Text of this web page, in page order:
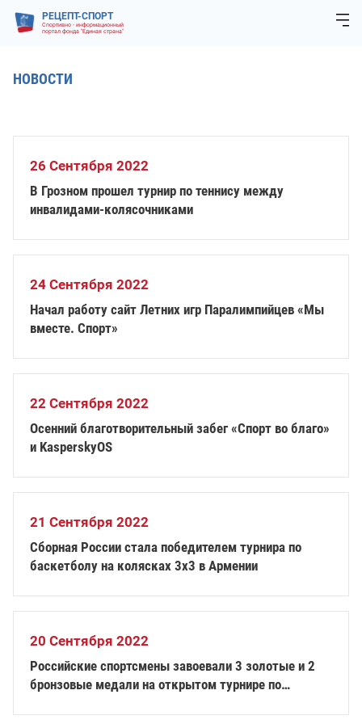
РЕЦЕПТ-СПОРТ
Спортивно - информационный
портал фонда "Единая страна"
НОВОСТИ
26 Сентября 2022
В Грозном прошел турнир по теннису между
инвалидами-колясочниками
24 Сентября 2022
Начал работу сайт Летних игр Паралимпийцев «Мы
вместе. Спорт»
22 Сентября 2022
Осенний благотворительный забег «Спорт во благо»
и KasperskyOS
21 Сентября 2022
Сборная России стала победителем турнира по
баскетболу на колясках 3х3 в Армении
20 Сентября 2022
Российские спортсмены завоевали 3 золотые и 2
бронзовые медали на открытом турнире по